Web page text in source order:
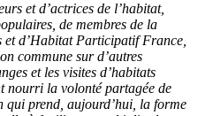
et d’actrices de l’habitat,
de membres de la
d’Habitat Participatif France,
commune sur d’autres
et les visites d’habitats
nourri la volonté partagée de
qui prend, aujourd’hui, la forme